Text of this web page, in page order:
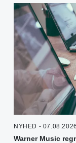
NYHED - 07.08.2026
Warner Music